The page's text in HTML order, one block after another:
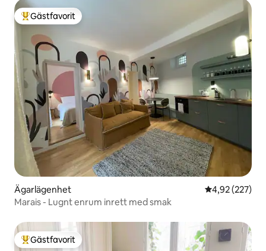
Populär gästfavorit
Gästfavorit
Ägarlägenhet 4,92 av 5 i
4,92 (227)
Marais - Lugnt enrum inrett med smak
Populär gästfavorit
Gästfavorit